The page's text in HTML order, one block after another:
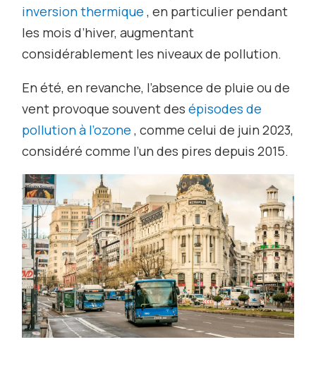
inversion thermique, en particulier pendant
les mois d’hiver, augmentant
considérablement les niveaux de pollution.
En été, en revanche, l’absence de pluie ou de
vent provoque souvent desépisodes de
pollution à l’ozone, comme celui de juin 2023,
considéré comme l’un des pires depuis 2015.